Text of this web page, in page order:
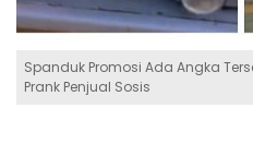
Spanduk Promosi Ada Angka
Prank Penjual Sosis